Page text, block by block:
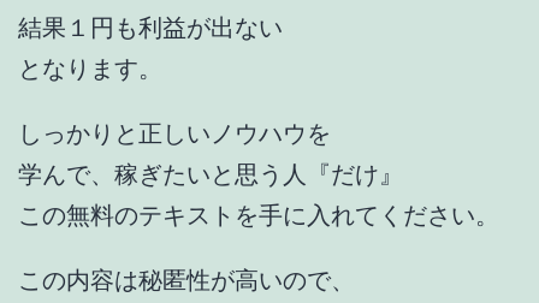
結果１円も利益が出ない
となります。
しっかりと正しいノウハウを
学んで、稼ぎたいと思う人『だけ』
この無料のテキストを手に入れてください。
この内容は秘匿性が高いので、